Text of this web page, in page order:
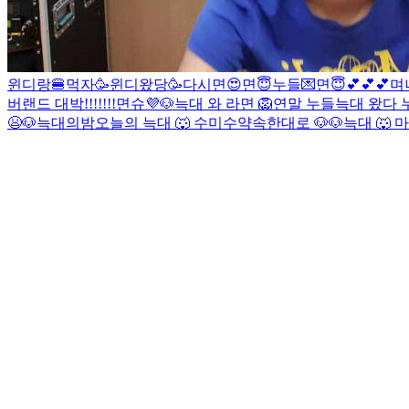
윈디랑🍔먹자🥳윈디왔당🥳다시면😍면😇누들💌 면😇💕💕💕며
버랜드 대박!!!!!!!면슈💜🐶늑대 와 라면 🦁연말 누들늑대 왔다
😫🐶늑대의밤오늘의 늑대 🐺 수미수약속한대로 🐶🐶늑대 🐺